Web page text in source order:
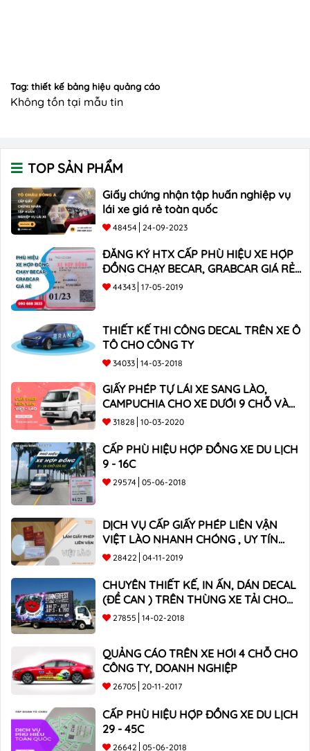
Tag: thiết kế bảng hiệu quảng cáo
Không tồn tại mẫu tin
TOP SẢN PHẨM
Giấy chứng nhận tập huấn nghiệp vụ
lái xe giá rẻ toàn quốc
48454 24-09-2023
ĐĂNG KÝ HTX CẤP PHÙ HIỆU XE HỢP
ĐỒNG CHẠY BECAR, GRABCAR GIÁ RẺ
NHẤT
44343 17-05-2019
THIẾT KẾ THI CÔNG DECAL TRÊN XE Ô
TÔ CHO CÔNG TY
34033 14-03-2018
GIẤY PHÉP TỰ LÁI XE SANG LÀO,
CAMPUCHIA CHO XE DƯỚI 9 CHỖ VÀ
XE BÁN TẢI
31828 10-03-2020
CẤP PHÙ HIỆU HỢP ĐỒNG XE DU LỊCH
9 - 16C
29574 05-06-2018
DỊCH VỤ CẤP GIẤY PHÉP LIÊN VẬN
VIỆT LÀO NHANH CHÓNG , UY TÍN
TOÀN QUỐC
28422 04-11-2019
CHUYÊN THIẾT KẾ, IN ẤN, DÁN DECAL
(ĐỀ CAN ) TRÊN THÙNG XE TẢI CHO
CÔNG TY
27855 14-02-2018
QUẢNG CÁO TRÊN XE HƠI 4 CHỖ CHO
CÔNG TY, DOANH NGHIỆP
26705 20-11-2017
CẤP PHÙ HIỆU HỢP ĐỒNG XE DU LỊCH
29 - 45C
26642 05-06-2018